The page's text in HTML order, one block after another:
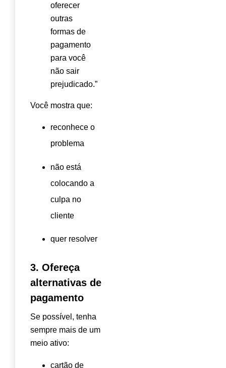
oferecer
outras
formas de
pagamento
para você
não sair
prejudicado.”
Você mostra que:
reconhece o
problema
não está
colocando a
culpa no
cliente
quer resolver
3. Ofereça
alternativas de
pagamento
Se possível, tenha
sempre mais de um
meio ativo:
cartão de